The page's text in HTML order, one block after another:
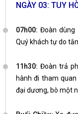
NGÀY 03: TUY
07h00:Đoàn dùng
Quý khách tự do
11h30: Đoàn trả
hành đi tham
đại dương, bò một